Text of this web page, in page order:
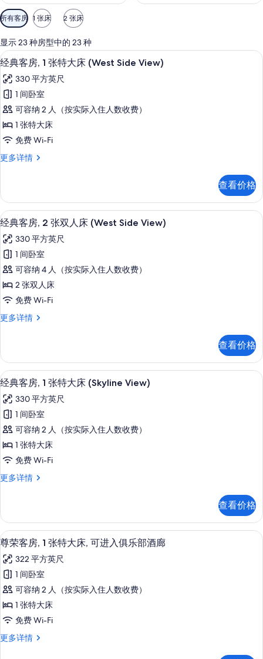
可
用
的
客
房
筛
选
条
所有客房 1 张床 2 张床
显示 23 种房型中的 23 种
显
示
经
典
客
房,
张
大
床
(West
Side
View)
的
所
有
片
高档床上用品、客房内保险箱、办公
7
经典客房, 1 张特大床 (West Side View)
330 平方英尺
1 间卧室
可容纳 2 人（按实际入住人数收费）
1 张特大床
免费 Wi-Fi
更多详情
经
1
张
特
床
(West
Side
View)
更
多
信
息
查看价格
显
示
经
典
客
房,
张
人
床
(West
Side
View)
的
所
有
片
高档床上用品、客房内保险箱、办公
6
经典客房, 2 张双人床 (West Side View)
330 平方英尺
1 间卧室
可容纳 4 人（按实际入住人数收费）
2 张双人床
免费 Wi-Fi
更多详情
经
2
张
双
床
(West
Side
View)
更
多
信
息
查看价格
显
示
经
典
客
房,
张
大
床
(Skyline
View)
的
所
有
照
片
高档床上用品、客房内保险箱、办公
6
经典客房, 1 张特大床 (Skyline View)
330 平方英尺
1 间卧室
可容纳 2 人（按实际入住人数收费）
1 张特大床
免费 Wi-Fi
更多详情
经
1
张
特
大
床
(Skyline
View)
更
多
信
息
查看价格
显
示
尊
荣
客
房,
张
5
尊荣客房, 1 张特大床, 可进入俱乐部酒廊
322 平方英尺
1 间卧室
可容纳 2 人（按实际入住人数收费）
1 张特大床
免费 Wi-Fi
更多详情
尊